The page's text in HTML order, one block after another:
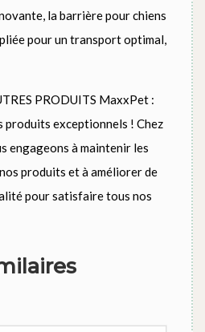
la barrière pour chiens
pour un transport optimal,
PRODUITS MaxxPet :
produits exceptionnels ! Chez
engageons à maintenir les
produits et à améliorer de
pour satisfaire tous nos